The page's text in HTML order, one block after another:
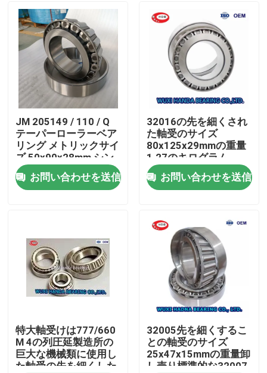
プロダクト
私達について
工場旅行
品質管理
JM 205149 / 110 / Q
テーパーローラーベア
リング メトリックサイ
ズ 50x90x28mm シン
グルライン 0.748kgs
お問い合わせを送信
32016の先を細くされ
た軸受のサイズ
80x125x29mmの重量
1.27のキログラム
32018
お問い合わせを送信
特大軸受けは777/660
M 4の列圧延製造所の
巨大な機械類に使用し
た軸受の先を細くした
32005先を細くするこ
との軸受のサイズ
25x47x15mmの重量卸
し売り標準的な32007